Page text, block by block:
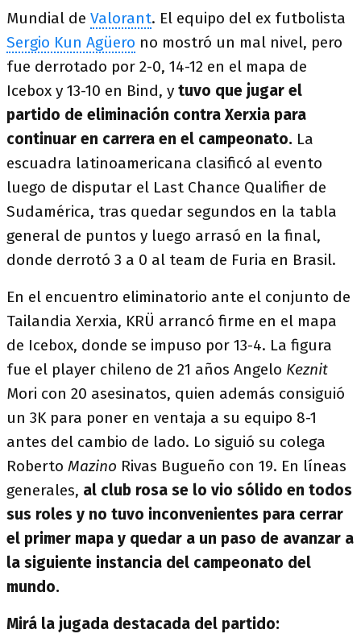
Mundial de Valorant. El equipo del ex futbolista
Sergio Kun Agüero no mostró un mal nivel, pero
fue derrotado por 2-0, 14-12 en el mapa de
Icebox y 13-10 en Bind, y tuvo que jugar el
partido de eliminación contra Xerxia para
continuar en carrera en el campeonato. La
escuadra latinoamericana clasificó al evento
luego de disputar el Last Chance Qualifier de
Sudamérica, tras quedar segundos en la tabla
general de puntos y luego arrasó en la final,
donde derrotó 3 a 0 al team de Furia en Brasil.
En el encuentro eliminatorio ante el conjunto de
Tailandia Xerxia, KRÜ arrancó firme en el mapa
de Icebox, donde se impuso por 13-4. La figura
fue el player chileno de 21 años Angelo Keznit
Mori con 20 asesinatos, quien además consiguió
un 3K para poner en ventaja a su equipo 8-1
antes del cambio de lado. Lo siguió su colega
Roberto Mazino Rivas Bugueño con 19. En líneas
generales, al club rosa se lo vio sólido en todos
sus roles y no tuvo inconvenientes para cerrar
el primer mapa y quedar a un paso de avanzar a
la siguiente instancia del campeonato del
mundo.
Mirá la jugada destacada del partido: